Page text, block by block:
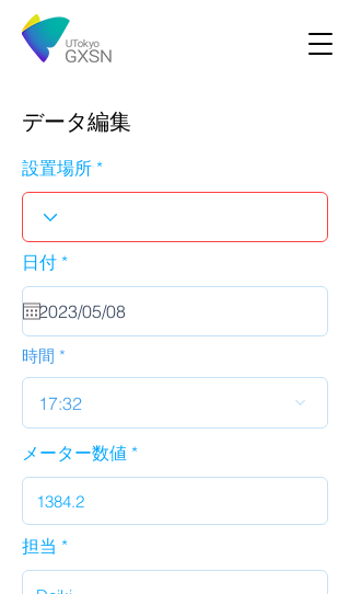
データ編集
設置場所
日付 *r
u
i
d
時間
17:32
メーター数値
担当